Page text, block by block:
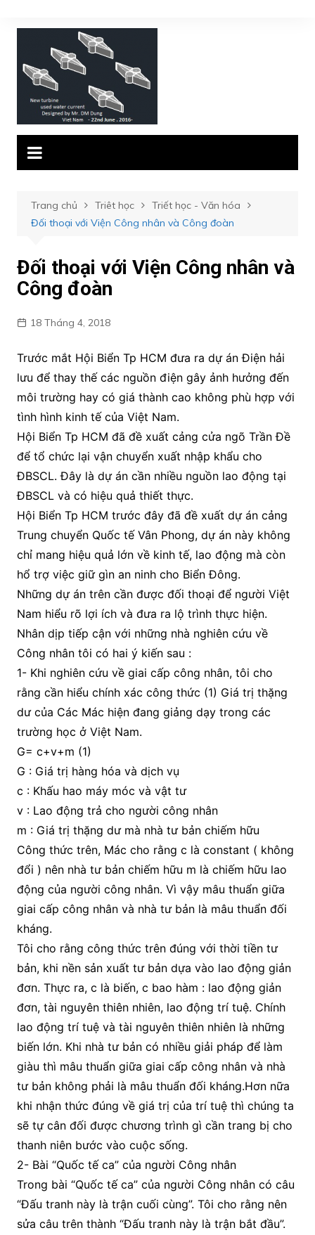
đến
Trang chủ Triêt học
Triết học - Văn hóa
Đối thoại với Viện Công nhân và Công đoàn
Đối thoại với Viện Công nhân và
Công đoàn
18 Tháng 4, 2018
Trước mắt Hội Biển Tp HCM đưa ra dự án Điện hải
lưu để thay thế các nguồn điện gây ảnh hưởng đến
môi trường hay có giá thành cao không phù hợp với
tình hình kinh tế của Việt Nam.
Hội Biển Tp HCM đã đề xuất cảng cửa ngõ Trần Đề
để tổ chức lại vận chuyển xuất nhập khẩu cho
ĐBSCL. Đây là dự án cần nhiều nguồn lao động tại
ĐBSCL và có hiệu quả thiết thực.
Hội Biển Tp HCM trước đây đã đề xuất dự án cảng
Trung chuyển Quốc tế Vân Phong, dự án này không
chỉ mang hiệu quả lớn về kinh tế, lao động mà còn
hổ trợ việc giữ gìn an ninh cho Biển Đông.
Những dự án trên cần được đối thoại để người Việt
Nam hiểu rõ lợi ích và đưa ra lộ trình thực hiện.
Nhân dịp tiếp cận với những nhà nghiên cứu về
Công nhân tôi có hai ý kiến sau :
1- Khi nghiên cứu về giai cấp công nhân, tôi cho
rằng cần hiểu chính xác công thức (1) Giá trị thặng
dư của Các Mác hiện đang giảng dạy trong các
trường học ở Việt Nam.
G= c+v+m (1)
G : Giá trị hàng hóa và dịch vụ
c : Khấu hao máy móc và vật tư
v : Lao động trả cho người công nhân
m : Giá trị thặng dư mà nhà tư bản chiếm hữu
Công thức trên, Mác cho rằng c là constant ( không
đổi ) nên nhà tư bản chiếm hữu m là chiếm hữu lao
động của người công nhân. Vì vậy mâu thuẩn giữa
giai cấp công nhân và nhà tư bản là mâu thuẩn đối
kháng.
Tôi cho rằng công thức trên đúng với thời tiền tư
bản, khi nền sản xuất tư bản dựa vào lao động giản
đơn. Thực ra, c là biến, c bao hàm : lao động giản
đơn, tài nguyên thiên nhiên, lao động trí tuệ. Chính
lao động trí tuệ và tài nguyên thiên nhiên là những
biến lớn. Khi nhà tư bản có nhiều giải pháp để làm
giàu thì mâu thuẩn giữa giai cấp công nhân và nhà
tư bản không phải là mâu thuẩn đối kháng.Hơn nữa
khi nhận thức đúng về giá trị của trí tuệ thì chúng ta
sẽ tự cân đối được chương trình gì cần trang bị cho
thanh niên bước vào cuộc sống.
2- Bài “Quốc tế ca” của người Công nhân
Trong bài “Quốc tế ca” của người Công nhân có câu
“Đấu tranh này là trận cuối cùng”. Tôi cho rằng nên
sửa câu trên thành “Đấu tranh này là trận bắt đầu”.